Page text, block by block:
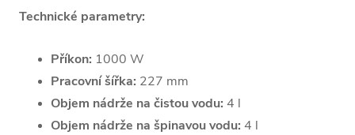
Technické parametry:
Příkon: 1000 W
Pracovní šířka: 227 mm
Objem nádrže na čistou vodu: 4 l
Objem nádrže na špinavou vodu: 4 l